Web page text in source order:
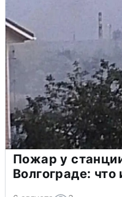
Пожар у
Волгограде: что